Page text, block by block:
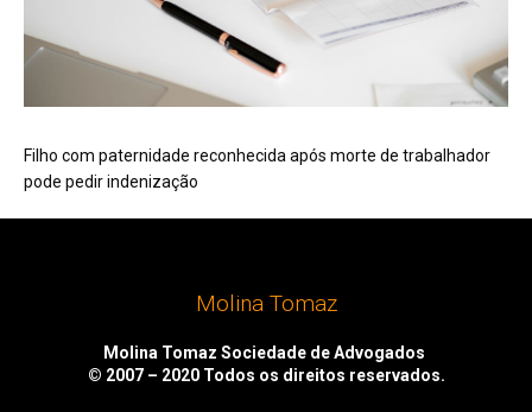
Filho com paternidade reconhecida após morte de trabalhador
pode pedir indenização
Molina Tomaz
Molina Tomaz Sociedade de Advogados
© 2007 – 2020 Todos os direitos reservados.